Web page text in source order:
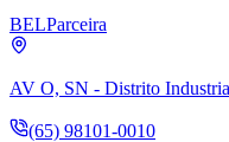
BELParceira
AV O, SN - Distrito
(65) 98101-0010